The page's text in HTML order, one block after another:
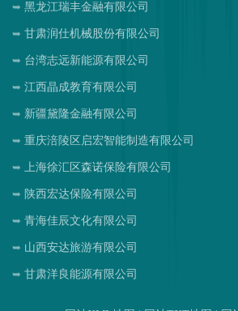
黑龙江瑞丰金融有限公司
甘肃润仕机械股份有限公司
台湾志远新能源有限公司
江西晶成教育有限公司
新疆黛隆金融有限公司
重庆涪陵区启宏智能制造有限公司
上海徐汇区森诺保险有限公司
陕西宏达保险有限公司
青海佳辰文化有限公司
山西安达旅游有限公司
甘肃洋良能源有限公司